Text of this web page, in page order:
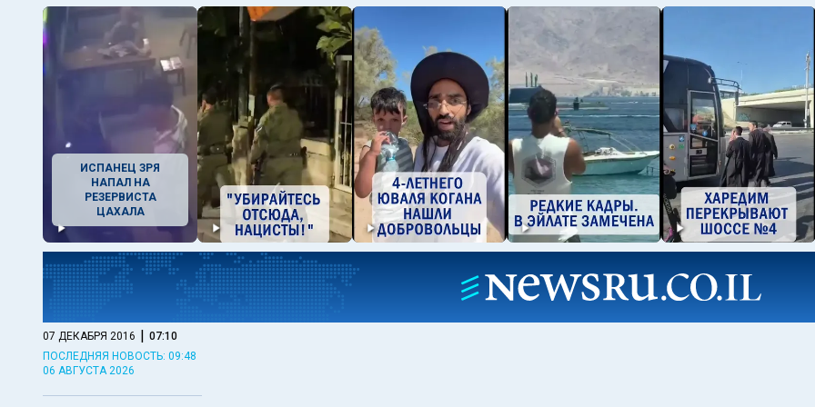
ИСПАНЕЦ ЗРЯ
НАПАЛ НА
РЕЗЕРВИСТА
ЦАХАЛА
07 ДЕКАБРЯ 2016 | 07:10
ПОСЛЕДНЯЯ НОВОСТЬ: 09:48
06 АВГУСТА 2026